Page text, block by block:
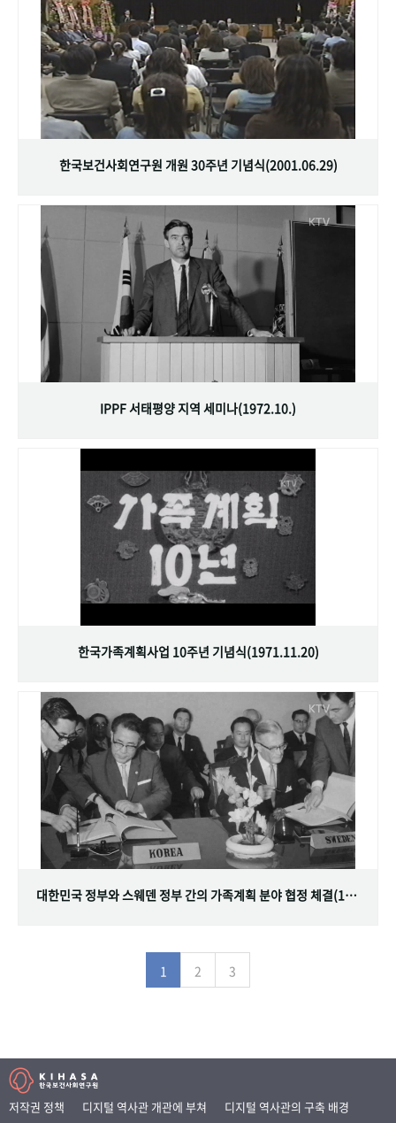
한국보건사회연구원 개원 30주년 기념식(2001.06.29)
IPPF 서태평양 지역 세미나(1972.10.)
한국가족계획사업 10주년 기념식(1971.11.20)
대한민국 정부와 스웨덴 정부 간의 가족계획 분야 협정 체결(1968.07.12)
1 2 3
저작권 정책 디지털 역사관 개관에 부쳐
디지털 역사관의 구축 배경